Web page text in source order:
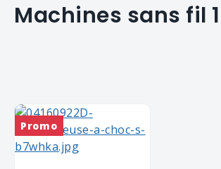
Machines sans fil
Promo